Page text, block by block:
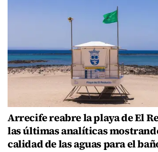
Arrecife reabre la playa de El
las últimas analíticas
calidad de las aguas para el